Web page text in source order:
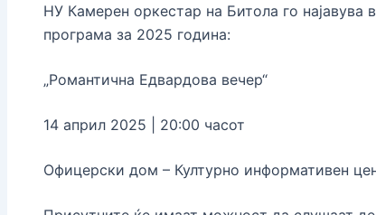
НУ Камерен оркестар на Битола го најавува
програма за 2025 година:
„Романтична Едвардова вечер“
14 април 2025 | 20:00 часот
Офицерски дом – Културно информативен